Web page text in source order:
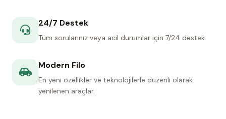
24/7 Destek
Tüm sorularınız veya acil durumlar için 7/24 destek.
Modern Filo
En yeni özellikler ve teknolojilerle düzenli olarak
yenilenen araçlar.